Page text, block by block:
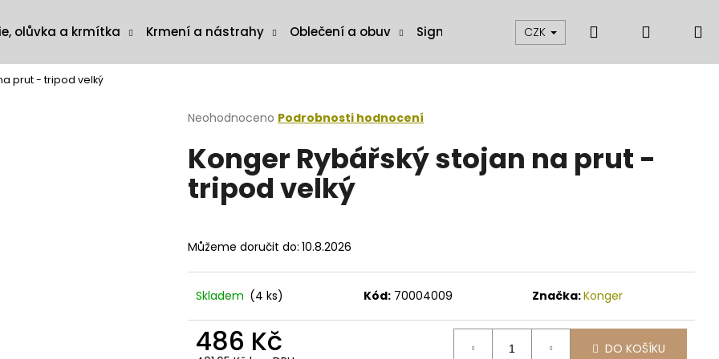
olůvka a krmítka Krmení a nástrahy Oblečení a obuv Signalizátory, swingery a čihátka Muškaření
CZK Hledat
prut - tripod velký
Průměrné
produktu
je
0,0
z
Neohodnoceno Podrobnosti hodnocení
Konger Rybářský stojan na prut -
tripod velký
Můžeme doručit do: 10.8.2026
Skladem (4 ks) Kód: 70004009 Značka:Konger
486 Kč DO KOŠÍKU